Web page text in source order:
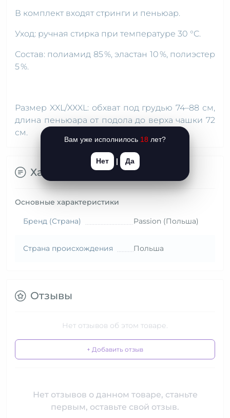
В комплект входят стринги и пеньюар.
Уход: ручная стирка при температуре 30 °C.
Состав: полиамид 85 %, эластан 10 %, полиэстер
5 %.
Размер XXL/XXXL: обхват под грудью 74–88 см,
длина пеньюара от подола до верха чашки 72
см.
Характеристики
Основные характеристики
Бренд (Страна) Passion (Польша)
Страна происхождения Польша
Отзывы
Нет отзывов об этом товаре.
+ Добавить отзыв
Нет отзывов о данном товаре, станьте
первым, оставьте свой отзыв.
Вам уже исполнилось 18 лет?
Нет | Да